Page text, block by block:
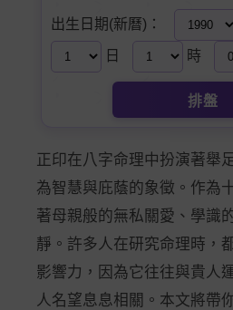
出生日期(新曆)：
日 時
排盤
正印在八字命理中扮演著舉
為智慧與庇蔭的象徵。作為
著母親般的無私關愛、學識
靜。許多人在研究命理時，
影響力，因為它往往與貴人
人名望息息相關。本文將帶